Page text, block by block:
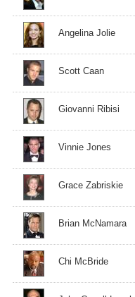
Angelina Jolie
Scott Caan
Giovanni Ribisi
Vinnie Jones
Grace Zabriskie
Brian McNamara
Chi McBride